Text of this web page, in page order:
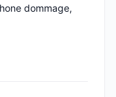
dommage,